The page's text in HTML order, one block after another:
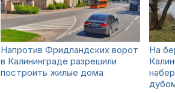
Напротив Фридландских ворот
в Калининграде разрешили
построить жилые дома
На